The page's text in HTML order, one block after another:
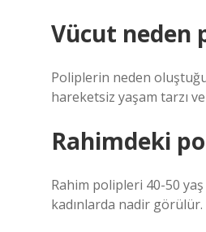
Vücut neden
Poliplerin neden
hareketsiz yaşam tarzı
Rahimdeki
Rahim polipleri 40-50
kadınlarda nadir görülür.